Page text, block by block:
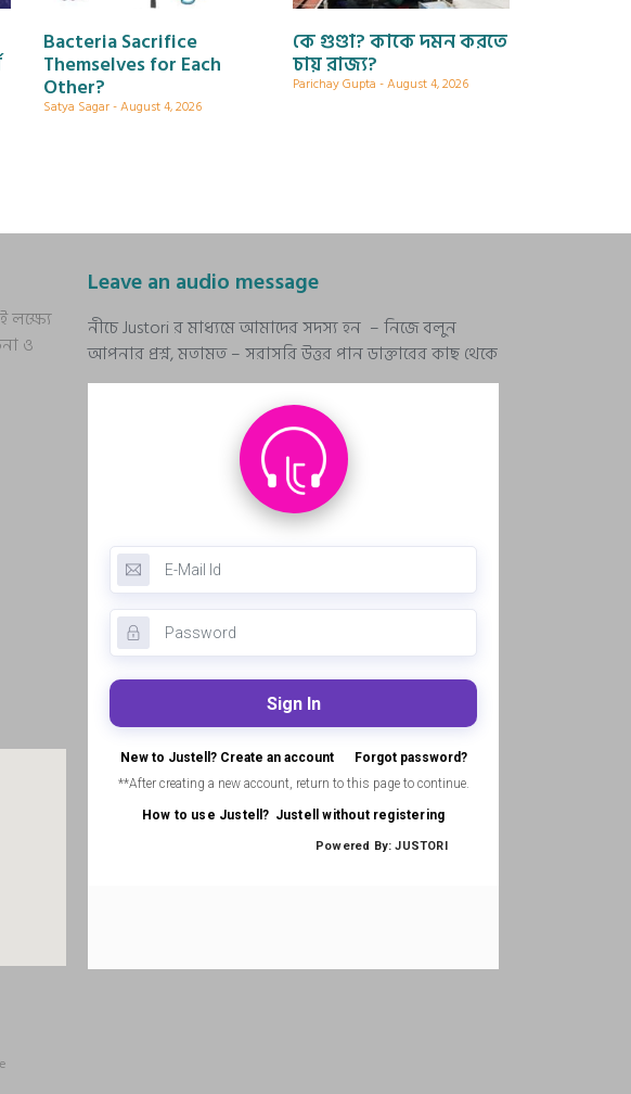
Bacteria Sacrifice
Themselves for Each
Other?
Satya Sagar August 4, 2026
কে গুণ্ডা? কাকে দমন করতে
চায় রাজ্য?
Parichay Gupta August 4, 2026
লক্ষ্যে
ও
Leave an audio message
নীচে Justori র মাধ্যমে আমাদের সদস্য হন – নিজে বলুন
আপনার প্রশ্ন, মতামত – সরাসরি উত্তর পান ডাক্তারের কাছ থেকে